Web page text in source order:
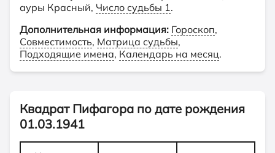
ауры Красный, Число судьбы 1.
Дополнительная информация: Гороскоп,
Совместимость, Матрица судьбы,
Подходящие имена, Календарь на месяц.
Квадрат Пифагора по дате рождения
01.03.1941